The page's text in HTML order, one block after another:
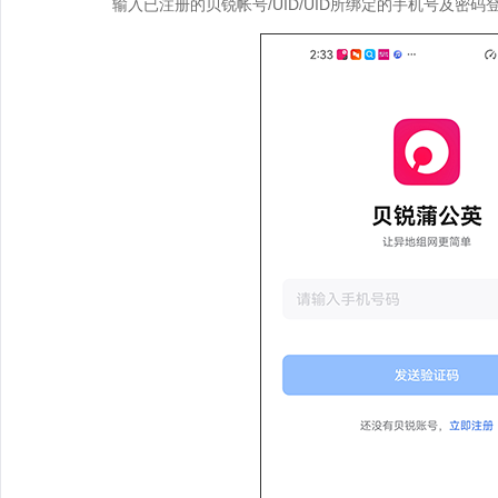
输入已注册的贝锐帐号/UID/UID所绑定的手机号及密码